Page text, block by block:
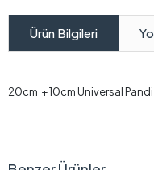
Ürün Bilgileri
20cm + 10cm Universal